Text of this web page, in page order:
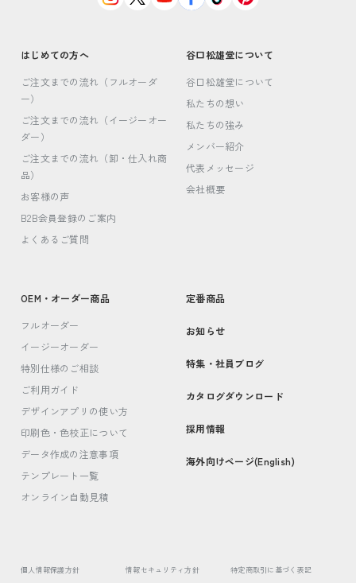
はじめての方へ
ご注文までの流れ（フルオーダ
ー）
ご注文までの流れ（イージーオー
ダー）
ご注文までの流れ（卸・仕入れ商
品）
お客様の声
B2B会員登録のご案内
よくあるご質問
谷口松雄堂について
谷口松雄堂について
私たちの想い
私たちの強み
メンバー紹介
代表メッセージ
会社概要
OEM・オーダー商品
フルオーダー
イージーオーダー
特別仕様のご相談
ご利用ガイド
デザインアプリの使い方
印刷色・色校正について
データ作成の注意事項
テンプレート一覧
オンライン自動見積
定番商品
お知らせ
特集・社員ブログ
カタログダウンロード
採用情報
海外向けページ(English)
個人情報保護方針 情報セキュリティ方針 特定商取引に基づく表記